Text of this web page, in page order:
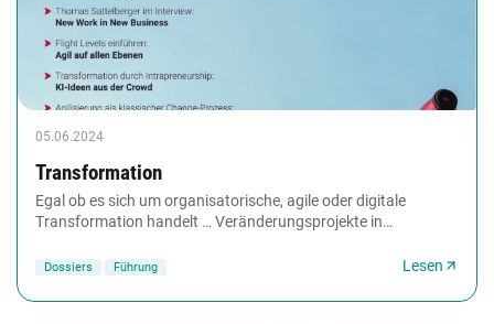
05.06.2024
Transformation
Egal ob es sich um organisatorische, agile oder digitale
Transformation handelt … Veränderungsprojekte in
Dossiers Führung Lesen